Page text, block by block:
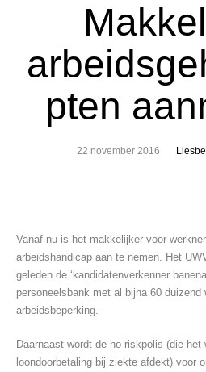
pten
22 november 2016
Vanaf nu is het makkelijker voor
arbeidshandicap aan te nemen. Het
geleden de ‘kandidatenverkenner
personeelsbank met al bijna 60 duizend
arbeidsbeperking.
Daarnaast wordt de no-riskpolis (die
loondoorbetaling bij ziekte afdekt) voor